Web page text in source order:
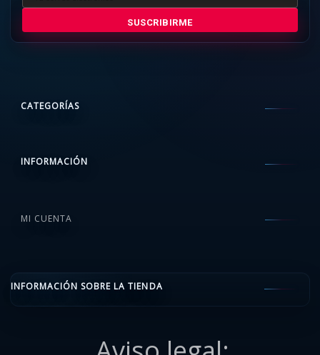
SUSCRIBIRME
CATEGORÍAS
INFORMACIÓN
MI CUENTA
INFORMACIÓN SOBRE LA TIENDA